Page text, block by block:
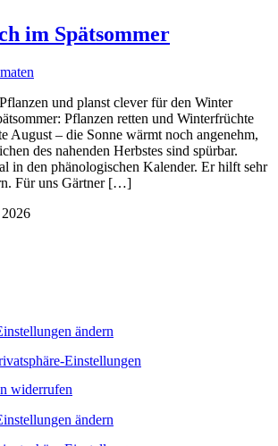
im Spätsommer
und planst clever für den Winter
Pflanzen retten und Winterfrüchte
August – die Sonne wärmt noch angenehm,
des nahenden Herbstes sind spürbar.
in den phänologischen Kalender. Er hilft sehr
Für uns Gärtner […]
ändern
Einstellungen
widerrufen
ändern